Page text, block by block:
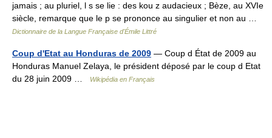
jamais ; au pluriel, l s se lie : des kou z audacieux ; Bèze, au XVIe
siècle, remarque que le p se prononce au singulier et non au …
Dictionnaire de la Langue Française d'Émile Littré
Coup d'Etat au Honduras de 2009 — Coup d État de 2009 au
Honduras Manuel Zelaya, le président déposé par le coup d Etat
du 28 juin 2009 …
Wikipédia en Français